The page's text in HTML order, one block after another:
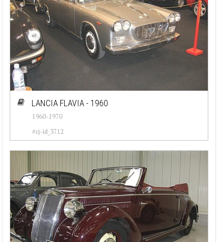
LANCIA FLAVIA - 1960
1960-1970
#cj-id_3712